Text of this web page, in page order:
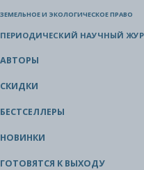
ЗЕМЕЛЬНОЕ И ЭКОЛОГИЧЕСКОЕ ПРАВО
ПЕРИОДИЧЕСКИЙ НАУЧНЫЙ
АВТОРЫ
СКИДКИ
БЕСТСЕЛЛЕРЫ
НОВИНКИ
ГОТОВЯТСЯ К ВЫХОДУ